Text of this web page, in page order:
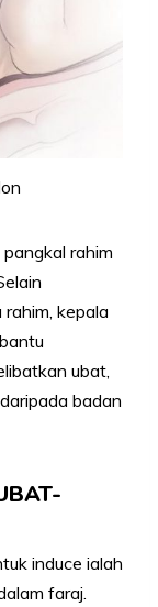
rahim
kepala
ubat,
badan
induce ialah
faraj.